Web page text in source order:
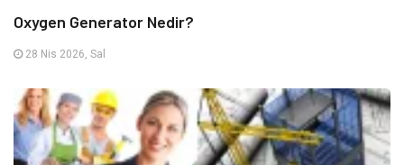
Oxygen Generator Nedir?
28 Nis 2026, Sal